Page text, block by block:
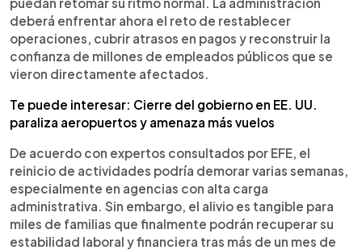
deberá enfrentar ahora el reto de restablecer
operaciones, cubrir atrasos en pagos y reconstruir la
confianza de millones de empleados públicos que se
vieron directamente afectados.
Te puede interesar: Cierre del gobierno en EE. UU.
paraliza aeropuertos y amenaza más vuelos
De acuerdo con expertos consultados por EFE, el
reinicio de actividades podría demorar varias semanas,
especialmente en agencias con alta carga
administrativa. Sin embargo, el alivio es tangible para
miles de familias que finalmente podrán recuperar su
estabilidad laboral y financiera tras más de un mes de